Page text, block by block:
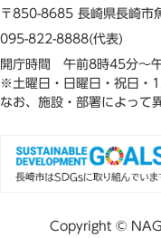
〒850-8685 長崎県長崎市
095-822-8888(代表)
開庁時間 午前8時45分～
※土曜日・日曜日・祝日・
なお、施設・部署によって
Copyright ©